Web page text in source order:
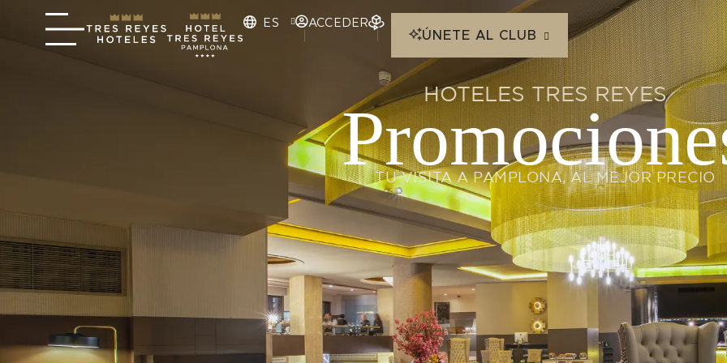
ES ACCEDER
ÚNETE AL CLUB
HOTELES TRES REYES
TU VISITA A PAMPLONA, AL MEJOR PRECIO